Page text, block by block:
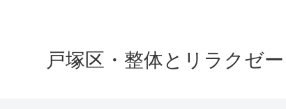
戸塚区・整体とリラクゼ